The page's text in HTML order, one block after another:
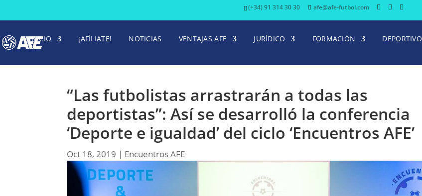
(+34) 91 314 30 30 afe@afe-futbol.com
INICIO ¡AFÍLIATE! NOTICIAS VENTAJAS AFE JURÍDICO FORMACIÓN DEPORTIVO
“Las futbolistas arrastrarán a todas las
deportistas”: Así se desarrolló la conferencia
‘Deporte e igualdad’ del ciclo ‘Encuentros AFE’
Oct 18, 2019 | Encuentros AFE